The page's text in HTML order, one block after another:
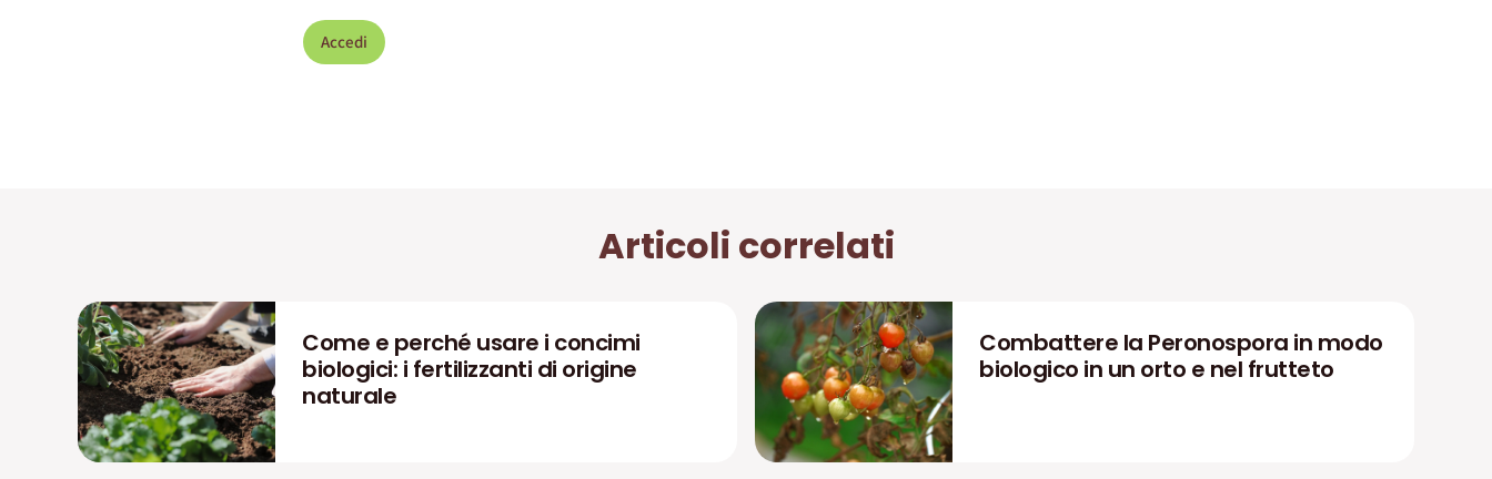
Accedi
Articoli correlati
Come e perché usare i concimi
biologici: i fertilizzanti di origine
naturale
Combattere la Peronospora in modo
biologico in un orto e nel frutteto